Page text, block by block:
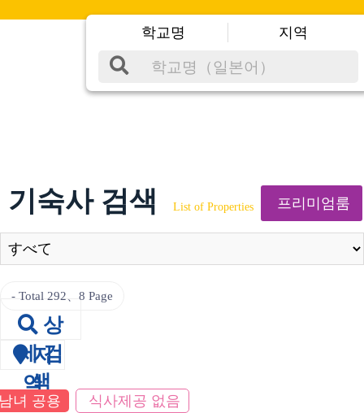
학교명 지역
기숙사 검색 List of Properties 프리미엄룸
Total 292、8 Page
상
세 검
색
지
역
녀 공용 식사제공 없음